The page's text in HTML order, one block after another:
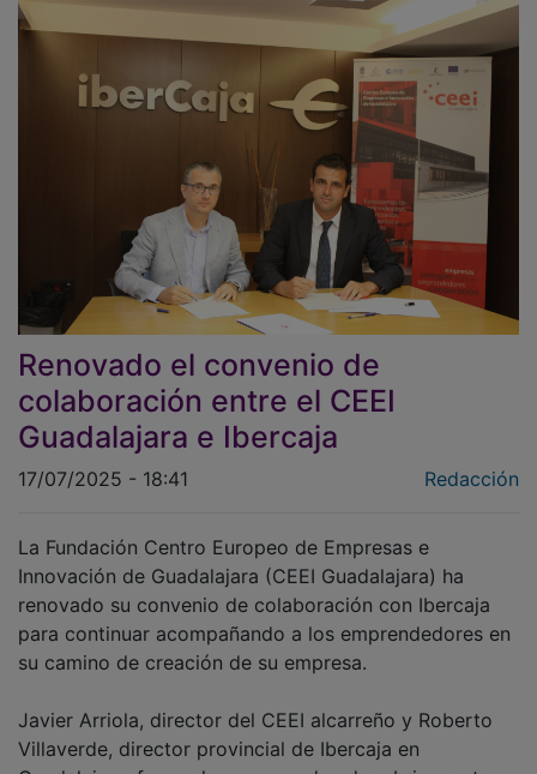
Renovado el convenio de
colaboración entre el CEEI
Guadalajara e Ibercaja
17/07/2025 - 18:41
Innovación de Guadalajara (CEEI Guadalajara) ha
renovado su convenio de colaboración con Ibercaja
para continuar acompañando a los emprendedores en
su camino de creación de su empresa.
Villaverde, director provincial de Ibercaja en
Guadalajara, fueron los encargados de rubricar este